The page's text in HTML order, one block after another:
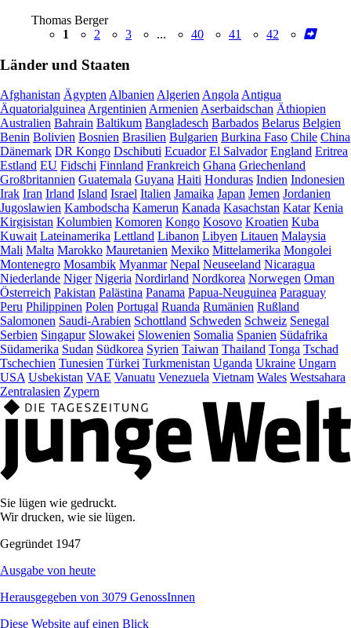
Thomas Berger
1
2 3 ... 40 41 42
Länder und Staaten
Afghanistan Ägypten Albanien Algerien Angola Antigua
Äquatorialguinea Argentinien Armenien Aserbaidschan Äthiopien
Australien Bahrain Baltikum Bangladesch Barbados Belarus Belgien
Benin Bolivien Bosnien Brasilien Bulgarien Burkina Faso Chile China
Dänemark DR Kongo Dschibuti Ecuador El Salvador England Eritrea
Estland EU Fidschi Finnland Frankreich Ghana Griechenland
Großbritannien Guatemala Guyana Haiti Honduras Indien Indonesien
Irak Iran Irland Island Israel Italien Jamaika Japan Jemen Jordanien
Jugoslawien Kambodscha Kamerun Kanada Kasachstan Katar Kenia
Kirgisistan Kolumbien Komoren Kongo Kosovo Kroatien Kuba
Kuwait Lateinamerika Lettland Libanon Libyen Litauen Malaysia
Mali Malta Marokko Mauretanien Mexiko Mittelamerika Mongolei
Montenegro Mosambik Myanmar Nepal Neuseeland Nicaragua
Niederlande Niger Nigeria Nordirland Nordkorea Norwegen Oman
Österreich Pakistan Palästina Panama Papua-Neuguinea Paraguay
Peru Philippinen Polen Portugal Ruanda Rumänien Rußland
Salomonen Saudi-Arabien Schottland Schweden Schweiz Senegal
Serbien Singapur Slowakei Slowenien Somalia Spanien Südafrika
Südamerika Sudan Südkorea Syrien Taiwan Thailand Tonga Tschad
Tschechien Tunesien Türkei Turkmenistan Uganda Ukraine Ungarn
USA Usbekistan VAE Vanuatu Venezuela Vietnam Wales Westsahara
Zentralasien Zypern
Sie lügen wie gedruckt.
Wir drucken, wie sie lügen.
Gegründet 1947
Ausgabe von heute
Herausgegeben von 3079 GenossInnen
Diese Website auf einen Blick